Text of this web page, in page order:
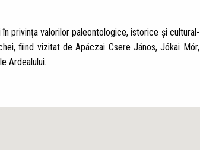
privința valorilor paleontologice, istorice și cultural-
fiind vizitat de Apáczai Csere János, Jókai Mór,
Ardealului.